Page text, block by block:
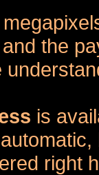
the
is
right